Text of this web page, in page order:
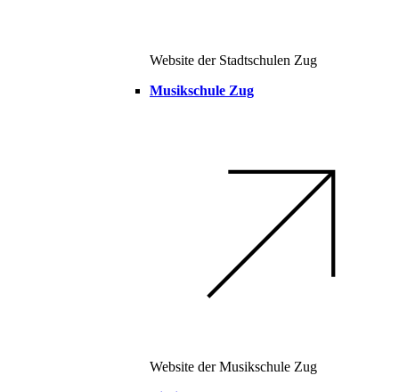
Website der Stadtschulen Zug
Musikschule Zug
Website der Musikschule Zug